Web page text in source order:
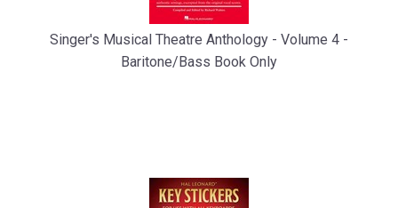
Singer's Musical Theatre Anthology - Volume 4 -
Baritone/Bass Book Only